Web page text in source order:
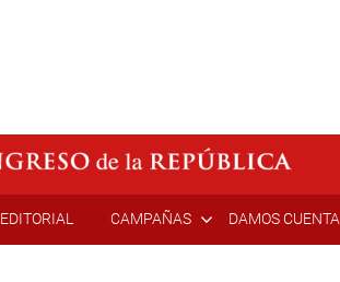
EDITORIAL CAMPAÑAS DAMOS CUENTA